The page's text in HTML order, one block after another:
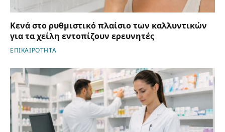
Κενά στο ρυθμιστικό πλαίσιο των καλλυντικών
για τα χείλη εντοπίζουν ερευνητές
ΕΠΙΚΑΙΡΟΤΗΤΑ